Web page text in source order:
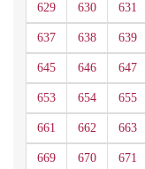
629 630 631
637 638 639
645 646 647
653 654 655
661 662 663
669 670 671